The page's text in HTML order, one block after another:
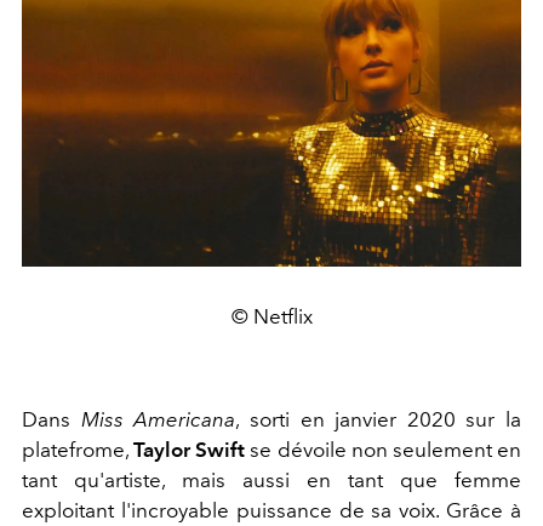
© Netflix
Dans Miss Americana, sorti en janvier 2020 sur la
platefrome,Taylor Swift se dévoile non seulement en
tant qu'artiste, mais aussi en tant que femme
exploitant l'incroyable puissance de sa voix. Grâce à